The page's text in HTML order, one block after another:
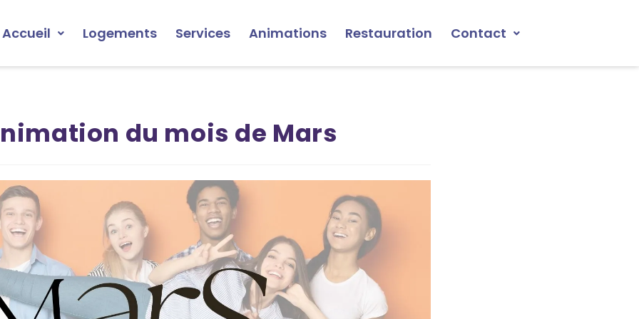
Accueil Logements Services Animations Restauration Contact
du mois de Mars